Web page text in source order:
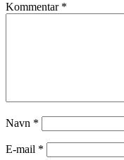
Kommentar *
Navn *
E-mail *